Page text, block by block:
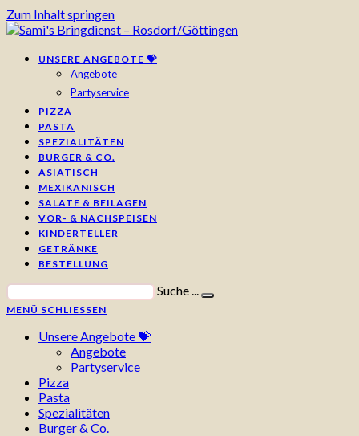
Zum Inhalt springen
UNSERE ANGEBOTE 💝
Angebote
Partyservice
PIZZA
PASTA
SPEZIALITÄTEN
BURGER & CO.
ASIATISCH
MEXIKANISCH
SALATE & BEILAGEN
VOR- & NACHSPEISEN
KINDERTELLER
GETRÄNKE
BESTELLUNG
Suche ...
MENÜ SCHLIESSEN
Unsere Angebote 💝
Angebote
Partyservice
Pizza
Pasta
Spezialitäten
Burger & Co.